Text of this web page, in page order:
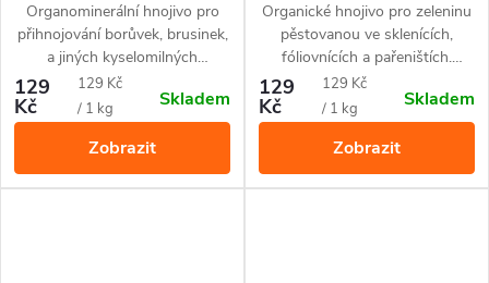
Organominerální hnojivo pro
přihnojování borůvek, brusinek,
a jiných kyselomilných
rostlin.Drobné granule uvolňují
živiny postupně po dobu 3
měsíců. Hnojivo obsahuje
100% přírodní suroviny a je
vhodné pro ekologické
pěstování
129
Kč
Měrná
cena:
129 Kč
/ 1 kg
Skladem
Zobrazit
3 měsíce
Organické hnojivo pro zeleninu
pěstovanou ve sklenících,
fóliovnících a pařeništích.
Drobné granule uvolňují živiny
postupně po dobu 3 měsíců.
Hnojivo obsahuje 100%
přírodní suroviny a je vhodné
pro ekologické pěstování.
Hnojivo nezasoluje půdu a
129
Kč
Měrná
cena:
129 Kč
/ 1 kg
Skladem
Zobrazit